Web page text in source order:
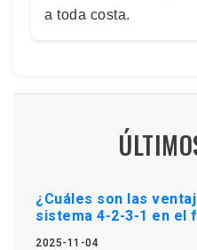
a toda costa.
¿Cuáles son las
sistema 4-2-3-1 en el
2025-11-04